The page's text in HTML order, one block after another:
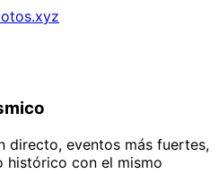
directo, eventos más fuertes,
histórico con el mismo